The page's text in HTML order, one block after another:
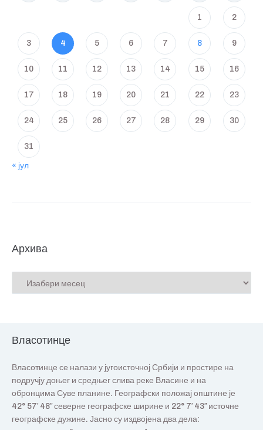
1 2
3 4 5 6 7 8 9
10 11 12 13 14 15 16
17 18 19 20 21 22 23
24 25 26 27 28 29 30
31
« јул
Архива
Власотинце
Власотинце се налази у југоисточној Србији и простире на
подручју доњег и средњег слива реке Власине и на
обронцима Суве планине. Географски положај општине је
42° 57′ 48″ северне географске ширине и 22° 7′ 43″ источне
географске дужине. Јасно су издвојена два дела: